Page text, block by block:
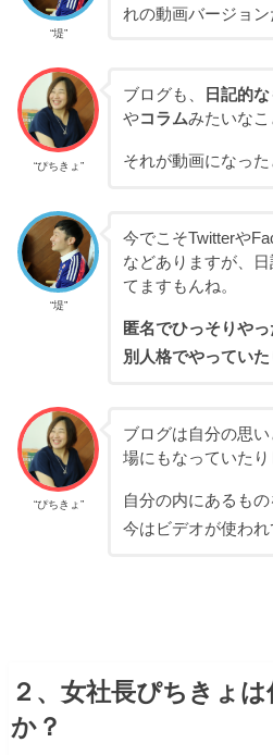
“堤”
れの動画バージョン
“ぴちきょ”
ブログも、 日記的
やコラムみたいなこ
それが動画になった
“堤”
今でこそTwitterや
などありますが、
てますもんね。
匿名でひっそりや
別人格でやっていた
“ぴちきょ”
ブログは自分の思
場にもなっていたり
自分の内にあるもの
今はビデオが使われ
２、女社長ぴちきょ
か？